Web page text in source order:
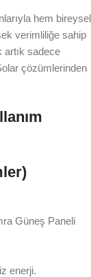
hem bireysel
verimliliğe sahip
sadece
çözümlerinden
Güneş Paneli
enerji.